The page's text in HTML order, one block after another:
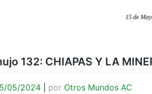
132: CHIAPAS Y LA
05/2024 por Otros Mundos AC